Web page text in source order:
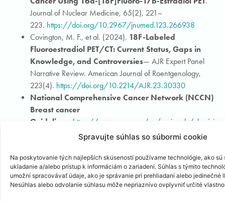
Spravujte súhlas so súbormi cookie
Na poskytovanie tých najlepších skúseností používame technológie, ako sú
ukladanie a/alebo prístup k informáciám o zariadení. Súhlas s týmito
umožní spracovávať údaje, ako je správanie pri prehliadaní alebo jedinečné
Nesúhlas alebo odvolanie súhlasu môže nepriaznivo ovplyvniť určité
Journal of Nuclear Medicine, 65(2), 221–
223. https://doi.org/10.2967/jnumed.123.266938
Covington, M. F., et al. (2024). 18F-Labeled
Fluoroestradiol PET/CT: Current Status, Gaps in
Knowledge, and Controversies— AJR Expert Panel
Narrative Review. American Journal of Roentgenology,
223(4). https://doi.org/10.2214/AJR.23.30330
National Comprehensive Cancer Network (NCCN)
Breast cancer
Guidelines
https://www.nccn.org/professionals/
Žiadanka je na tejto adrese 18f-fluorestradiol .
V prípade otázok kontaktujte primára PET Centra BIONT a. s.
MUDr. Pavla Povinca, PhD.